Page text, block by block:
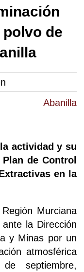
Abanilla
de
actividad y su
de Control
en la
Murciana
la Dirección
y Minas por un
atmosférica
septiembre,